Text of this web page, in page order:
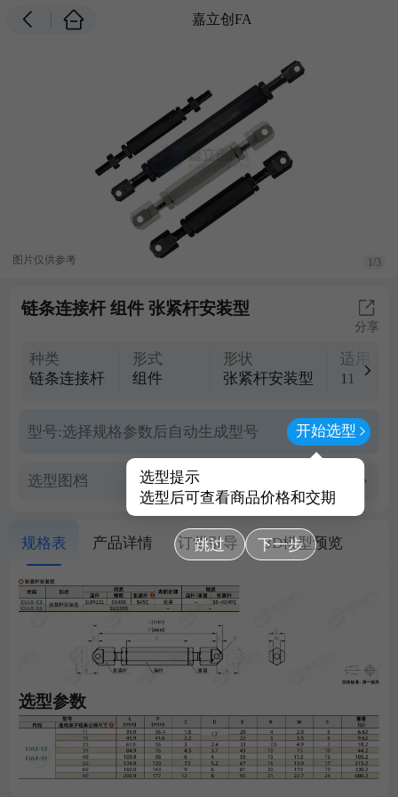
嘉立创FA
图片仅供参考 1/3
链条连接杆 组件 张紧杆安装型
分享
种类
链条连接杆
形式
组件
形状
张紧杆安装型
适用滚
11
型号:选择规格参数后自动生成型号 开始选型
选型提示
选型后可查看商品价格和交期
跳过 下一步
选型图档
规格表 产品详情 订货引导 3D模型预览
选型参数